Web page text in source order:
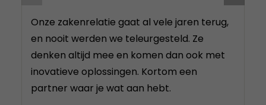
Onze zakenrelatie gaat al vele jaren terug,
en nooit werden we teleurgesteld. Ze
denken altijd mee en komen dan ook met
inovatieve oplossingen. Kortom een
partner waar je wat aan hebt.